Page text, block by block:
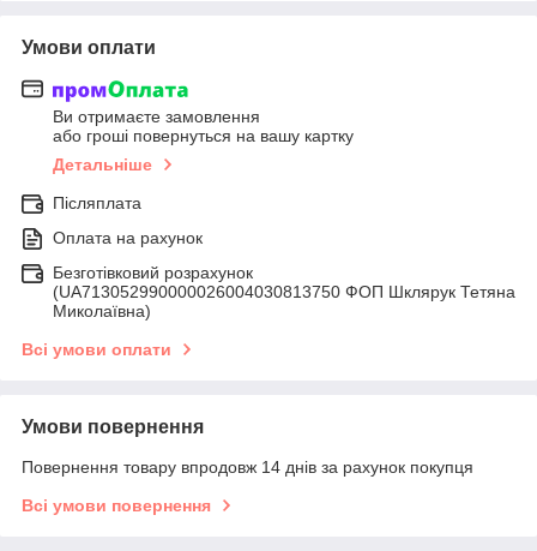
Умови оплати
Ви отримаєте замовлення
або гроші повернуться на вашу картку
Детальніше
Післяплата
Оплата на рахунок
Безготівковий розрахунок
(UA713052990000026004030813750 ФОП Шклярук Тетяна
Миколаївна)
Всі умови оплати
Умови повернення
Повернення товару впродовж 14 днів за рахунок покупця
Всі умови повернення